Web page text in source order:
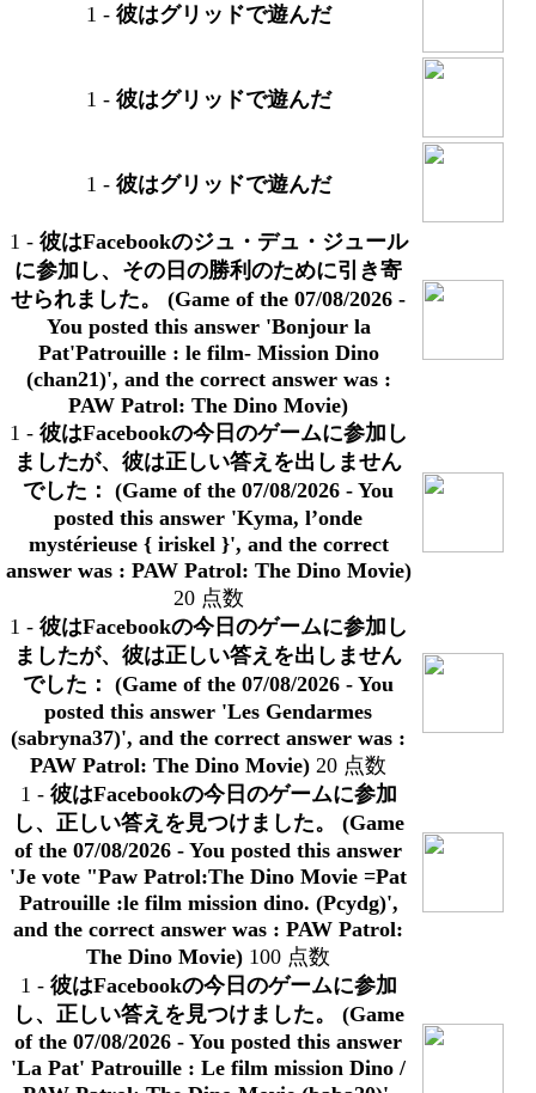
1 - 彼はグリッドで遊んだ
1 - 彼はグリッドで遊んだ
1 - 彼はグリッドで遊んだ
1 - 彼はFacebookのジュ・デュ・ジュール
に参加し、その日の勝利のために引き寄
せられました。 (Game of the 07/08/2026 -
You posted this answer 'Bonjour la
Pat'Patrouille : le film- Mission Dino
(chan21)', and the correct answer was :
PAW Patrol: The Dino Movie)
1 - 彼はFacebookの今日のゲームに参加し
ましたが、彼は正しい答えを出しません
でした： (Game of the 07/08/2026 - You
posted this answer 'Kyma, l’onde
mystérieuse { iriskel }', and the correct
answer was : PAW Patrol: The Dino Movie)
20 点数
1 - 彼はFacebookの今日のゲームに参加し
ましたが、彼は正しい答えを出しません
でした： (Game of the 07/08/2026 - You
posted this answer 'Les Gendarmes
(sabryna37)', and the correct answer was :
PAW Patrol: The Dino Movie) 20 点数
1 - 彼はFacebookの今日のゲームに参加
し、正しい答えを見つけました。 (Game
of the 07/08/2026 - You posted this answer
'Je vote "Paw Patrol:The Dino Movie =Pat
Patrouille :le film mission dino. (Pcydg)',
and the correct answer was : PAW Patrol:
The Dino Movie) 100 点数
1 - 彼はFacebookの今日のゲームに参加
し、正しい答えを見つけました。 (Game
of the 07/08/2026 - You posted this answer
'La Pat' Patrouille : Le film mission Dino /